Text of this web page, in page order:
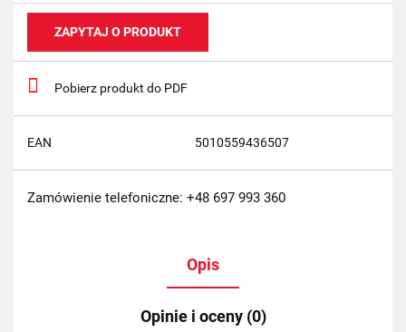
ZAPYTAJ O PRODUKT
Pobierz produkt do PDF
EAN 5010559436507
Zamówienie telefoniczne: +48 697 993 360
Opis
Opinie i oceny (0)